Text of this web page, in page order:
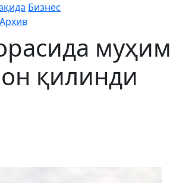
Бизнес
Архив
муҳим
қилинди